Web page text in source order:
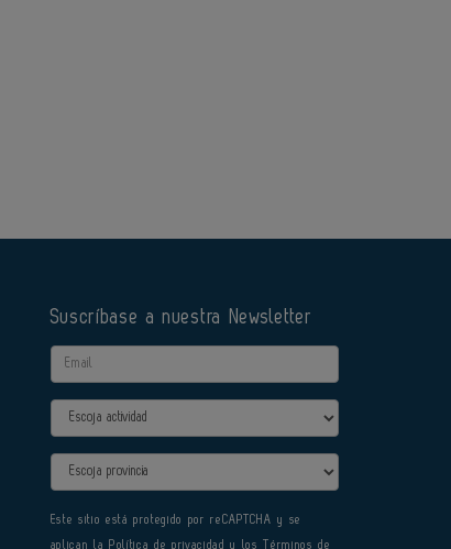
Suscríbase a nuestra Newsletter
Email
Actividad
Provincia
Este sitio está protegido por reCAPTCHA y se
aplican la Política de privacidad y los Términos de